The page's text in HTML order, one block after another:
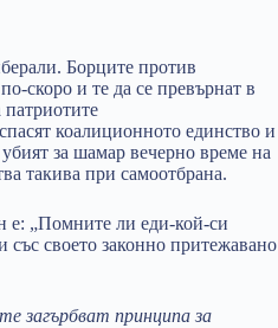
Борците против
скоро и те да се превърнат в
коалиционното единство и
за шамар вечерно време на
такива при самоотбрана.
е: „Помните ли еди-кой-си
своето законно притежавано
загърбват принципа за